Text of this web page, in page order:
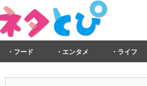
フード エンタメ ライフ